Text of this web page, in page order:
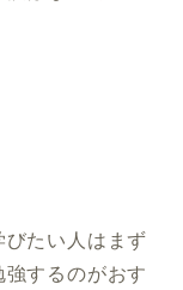
たい人はまず
するのがおす